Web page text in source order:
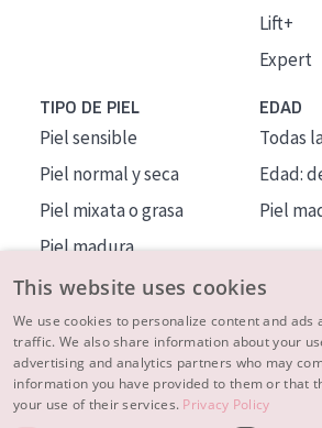
Lift+
Expert
TIPO DE PIEL
Piel sensible
Piel normal y seca
Piel mixata o grasa
Piel madura
Piel expuesta al sol
Piel menopáusica
EDAD
Todas
Edad:
Piel
MÁS SOBRE NOSOTROS
INSPIRACIÓN
This website uses cookies
We use cookies to personalize content and ads
traffic. We also share information about your
advertising and analytics partners who may
information you have provided to them or that
your use of their services. Privacy Policy